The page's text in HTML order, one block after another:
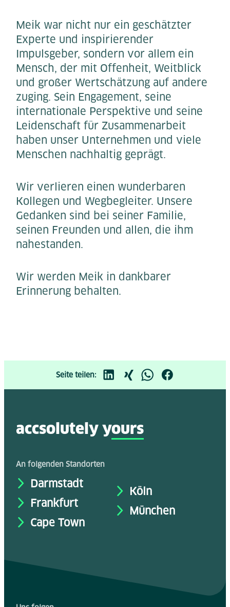
Meik war nicht nur ein geschätzter
Experte und inspirierender
Impulsgeber, sondern vor allem ein
Mensch, der mit Offenheit, Weitblick
und großer Wertschätzung auf andere
zuging. Sein Engagement, seine
internationale Perspektive und seine
Leidenschaft für Zusammenarbeit
haben unser Unternehmen und viele
Menschen nachhaltig geprägt.
Wir verlieren einen wunderbaren
Kollegen und Wegbegleiter. Unsere
Gedanken sind bei seiner Familie,
seinen Freunden und allen, die ihm
nahestanden.
Wir werden Meik in dankbarer
Erinnerung behalten.
Seite teilen:
accsolutely yours
An folgenden Standorten
Darmstadt
Frankfurt
Cape Town
Köln
München